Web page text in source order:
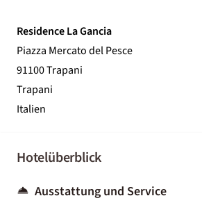
Residence La Gancia
Piazza Mercato del Pesce
91100 Trapani
Trapani
Italien
Hotelüberblick
Ausstattung und Service